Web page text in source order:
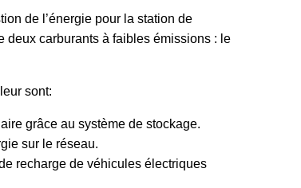
de l’énergie pour la station de
carburants à faibles émissions : le
sont:
grâce au système de stockage.
sur le réseau.
recharge de véhicules électriques